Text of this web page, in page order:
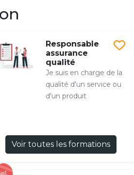
Responsable
assurance
qualité
Je suis en charge de la
qualité d'un service ou
d'un produit
Voir toutes les formations